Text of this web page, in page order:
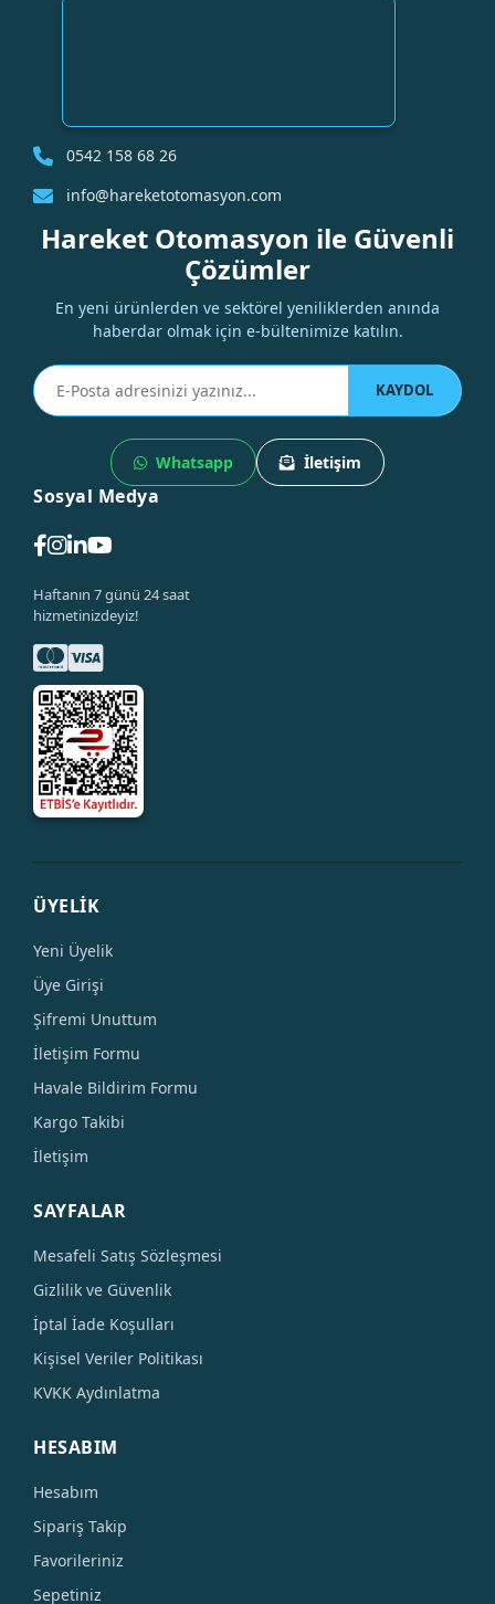
0542 158 68 26
info@hareketotomasyon.com
Hareket Otomasyon ile Güvenli
Çözümler
En yeni ürünlerden ve sektörel yeniliklerden anında
haberdar olmak için e-bültenimize katılın.
KAYDOL
Whatsapp İletişim
Sosyal Medya
Haftanın 7 günü 24 saat
hizmetinizdeyiz!
ÜYELİK
Yeni Üyelik
Üye Girişi
Şifremi Unuttum
İletişim Formu
Havale Bildirim Formu
Kargo Takibi
İletişim
SAYFALAR
Mesafeli Satış Sözleşmesi
Gizlilik ve Güvenlik
İptal İade Koşulları
Kişisel Veriler Politikası
KVKK Aydınlatma
HESABIM
Hesabım
Sipariş Takip
Favorileriniz
Sepetiniz